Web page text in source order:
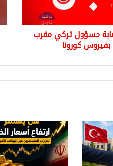
مسؤول تركي مقرب
كورونا